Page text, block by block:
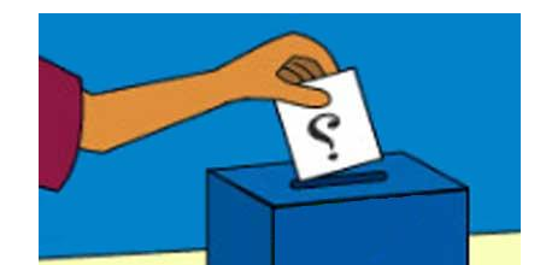
و منطقوی |
د
ستراتېژیکو
او سیمه